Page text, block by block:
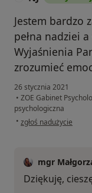
Jestem bardzo
pełna nadziei
Wyjaśnienia
zrozumieć
26 stycznia 2021
• ZOE Gabinet
psychologiczna
• w opinii użytkownika NJ
zgłoś nadużycie
mgr
Dziękuję,